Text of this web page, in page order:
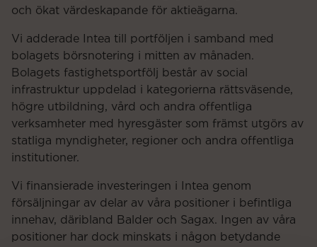
och ökat värdeskapande för aktieägarna.
Vi adderade Intea till portföljen i samband med
bolagets börsnotering i mitten av månaden.
Bolagets fastighetsportfölj består av social
infrastruktur uppdelad i kategorierna rättsväsende,
högre utbildning, vård och andra offentliga
verksamheter med hyresgäster som främst utgörs av
statliga myndigheter, regioner och andra offentliga
institutioner.
Vi finansierade investeringen i Intea genom
försäljningar av delar av våra positioner i befintliga
innehav, däribland Balder och Sagax. Ingen av våra
positioner har dock minskats i någon betydande